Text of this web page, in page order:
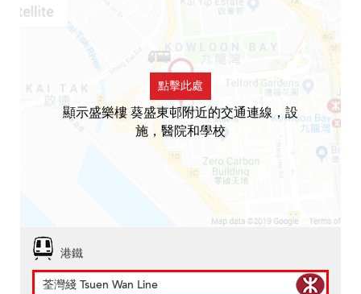
點擊此處
顯示盛樂樓 葵盛東邨附近的交通連線，設
施，醫院和學校
港鐵
荃灣綫 Tsuen Wan Line